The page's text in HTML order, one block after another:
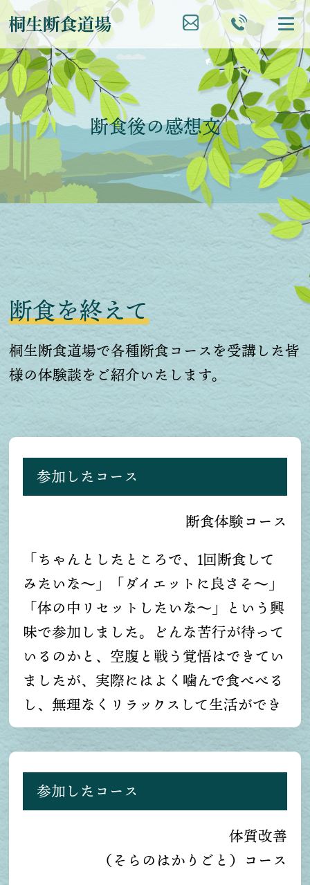
断食後の感想文
断食を終えて
桐生断食道場で各種断食コースを受講した皆
様の体験談をご紹介いたします。
参加したコース
断食体験コース
「ちゃんとしたところで、1回断食して
みたいな〜」「ダイエットに良さそ〜」
「体の中リセットしたいな〜」という興
味で参加しました。どんな苦行が待って
いるのかと、空腹と戦う覚悟はできてい
ましたが、実際にはよく噛んで食べべる
し、無理なくリラックスして生活ができ
たので、苦しさは無く過ごせました。一
見とても質素で、少量の食事で「こんな
の絶対無理だ、、、」と思ってしまうと
思いきや、命を預けているということに
正面から向き合い、200回噛んでその命
に感謝、味わうことでこんなにも美味し
く、幸せな気持ちになれるかと思うと驚
参加したコース
体質改善
（そらのはかりごと）コース